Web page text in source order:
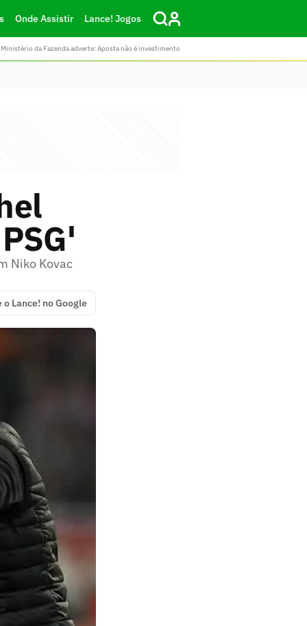
Onde Assistir Lance! Jogos
da Fazenda adverte: Aposta não é investimento
Niko Kovac
o Lance! no Google